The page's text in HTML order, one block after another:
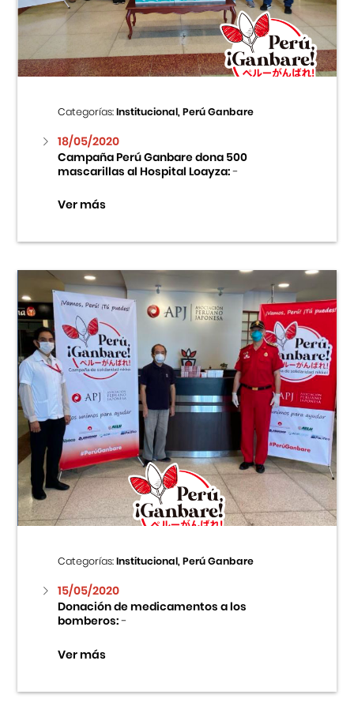
Centro Cultural Peruano Japonés
Cursos
Museo de la Inmigración Japonesa
Fondo Editorial
Teatro Peruano Japonés
Categorías:Institucional, Perú Ganbare
18/05/2020
Campaña Perú Ganbare dona 500
mascarillas al Hospital Loayza:-
Ver más
Categorías:Institucional, Perú Ganbare
15/05/2020
Donación de medicamentos a los
bomberos:-
Ver más